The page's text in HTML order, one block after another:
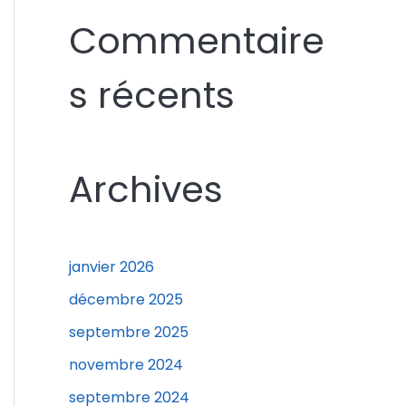
h
r
e
:
Commentaire
s récents
Archives
janvier 2026
décembre 2025
septembre 2025
novembre 2024
septembre 2024